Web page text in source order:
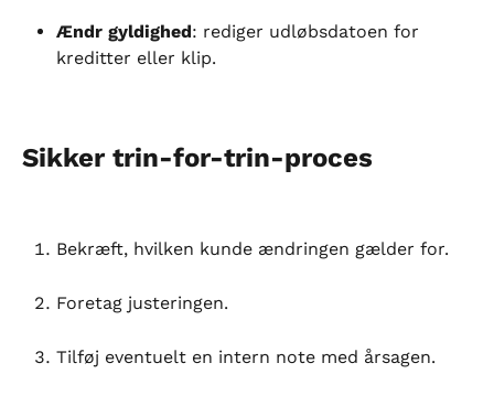
Ændr gyldighed: rediger udløbsdatoen for
kreditter eller klip.
Sikker trin-for-trin-proces
Bekræft, hvilken kunde ændringen gælder for.
Foretag justeringen.
Tilføj eventuelt en intern note med årsagen.